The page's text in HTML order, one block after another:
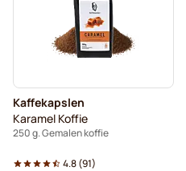
Kaffekapslen
Karamel Koffie
250 g. Gemalen koffie
4.8(91)